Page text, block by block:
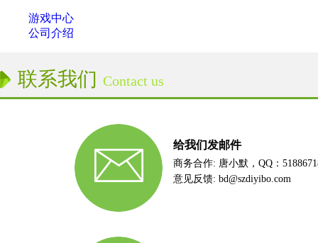
游戏中心
公司介绍
联系我们 Contact us
给我们发邮件
商务合作: 唐小默，QQ：
意见反馈: bd@szdiyibo.com